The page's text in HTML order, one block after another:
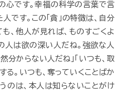
の心です。幸福の科学の言葉で言
です。この「貪」の特徴は、自分
、他人が見れば、ものすごくよ
人は欲の深い人だね。強欲な人
分からない人だね」「いつも、取
る。いつも、奪っていくことばか
のは、本人は知らないことがけ